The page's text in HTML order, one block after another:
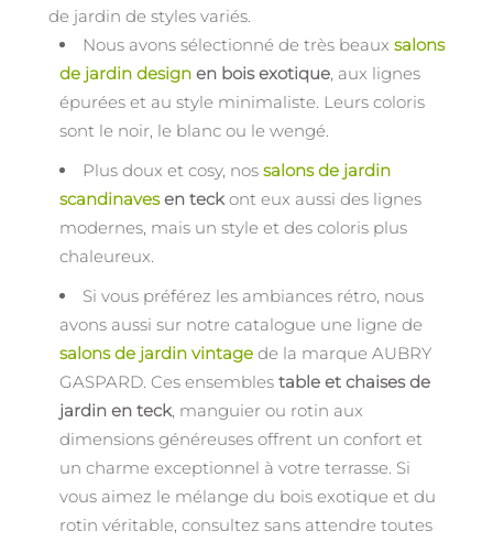
de jardin de styles variés.
Nous avons sélectionné de très beaux salons
de jardin design en bois exotique, aux lignes
épurées et au style minimaliste. Leurs coloris
sont le noir, le blanc ou le wengé.
Plus doux et cosy, nos salons de jardin
scandinavesen teckont eux aussi des lignes
modernes, mais un style et des coloris plus
chaleureux.
Si vous préférez les ambiances rétro, nous
avons aussi sur notre catalogue une ligne de
salons de jardin vintage de la marque AUBRY
GASPARD. Ces ensembles table et chaises de
jardin en teck, manguier ou rotin aux
dimensions généreuses offrent un confort et
un charme exceptionnel à votre terrasse. Si
vous aimez le mélange du bois exotique et du
rotin véritable, consultez sans attendre toutes